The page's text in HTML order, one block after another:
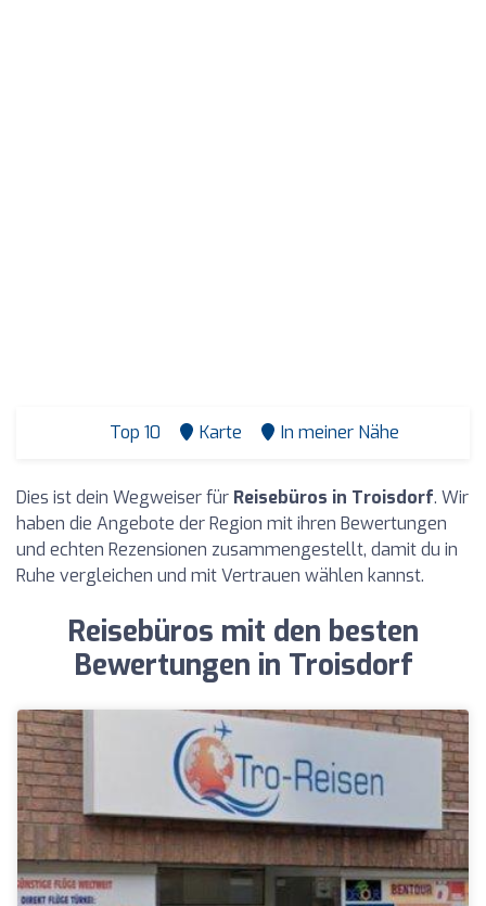
Top 10 Karte In meiner Nähe
Dies ist dein Wegweiser für Reisebüros in Troisdorf. Wir
haben die Angebote der Region mit ihren Bewertungen
und echten Rezensionen zusammengestellt, damit du in
Ruhe vergleichen und mit Vertrauen wählen kannst.
Reisebüros mit den besten
Bewertungen in Troisdorf